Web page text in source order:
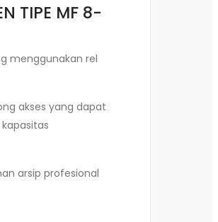
TIPE MF 8-
menggunakan rel
akses yang dapat
arsip profesional